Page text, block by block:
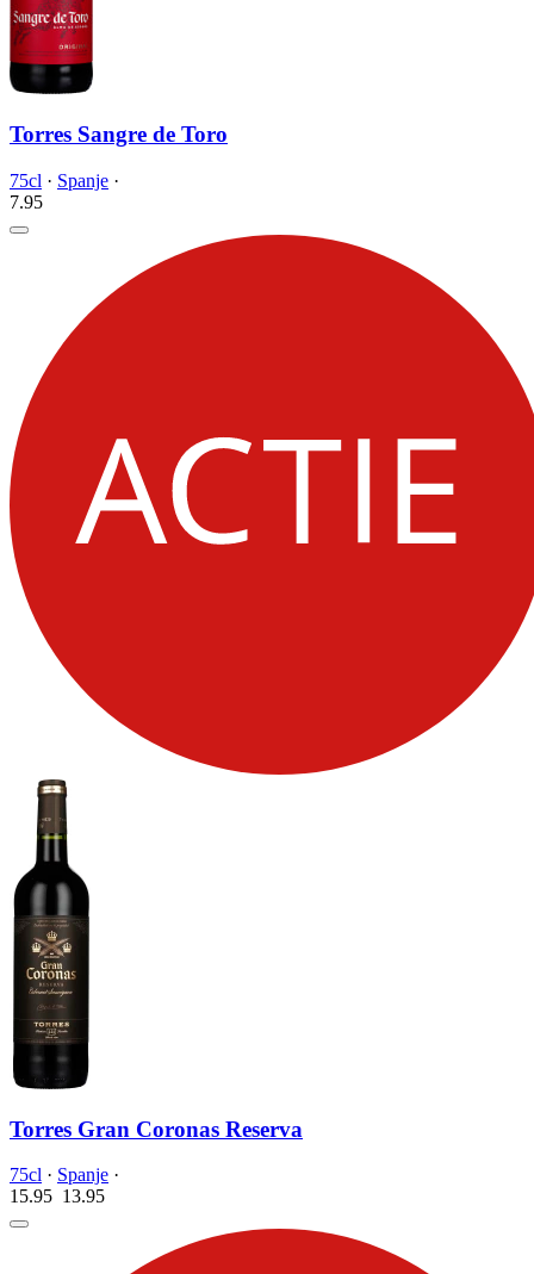
Torres Sangre de Toro
75cl · Spanje ·
7.95
Torres Gran Coronas Reserva
75cl · Spanje ·
15.95 13.95